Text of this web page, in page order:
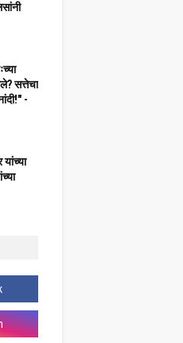
सत्तेचा
-